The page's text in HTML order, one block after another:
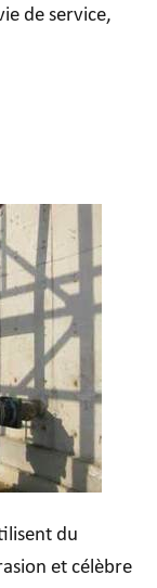
de service,
du
et célèbre